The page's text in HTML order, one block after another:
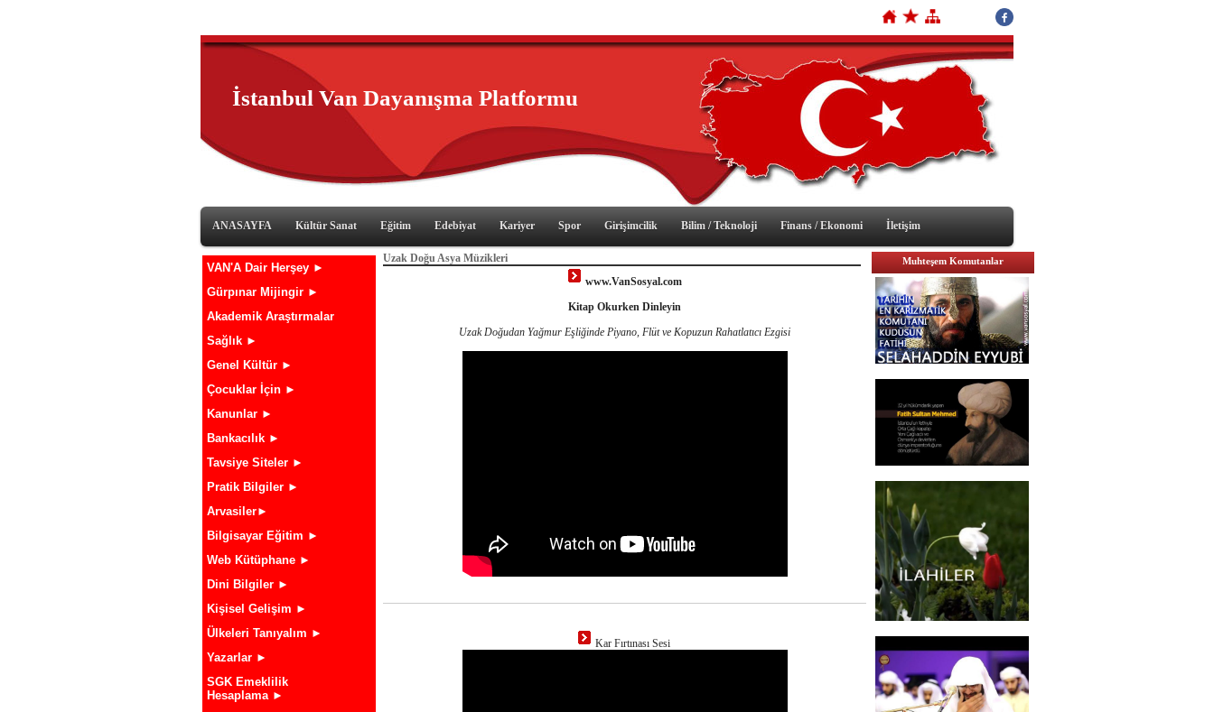
İstanbul Van Dayanışma Platformu
ANASAYFA Kültür Sanat Eğitim Edebiyat Kariyer Spor Girişimcilik Bilim / Teknoloji Finans / Ekonomi İletişim
VAN'A Dair Herşey ►
Gürpınar Mijingir ►
Akademik Araştırmalar
Sağlık ►
Genel Kültür ►
Çocuklar İçin ►
Kanunlar ►
Bankacılık ►
Tavsiye Siteler ►
Pratik Bilgiler ►
Arvasiler►
Bilgisayar Eğitim ►
Web Kütüphane ►
Dini Bilgiler ►
Kişisel Gelişim ►
Ülkeleri Tanıyalım ►
Yazarlar ►
SGK Emeklilik
Hesaplama ►
Uzak Doğu Asya Müzikleri
www.VanSosyal.com
Kitap Okurken Dinleyin
Uzak Doğudan Yağmur Eşliğinde Piyano, Flüt ve Kopuzun Rahatlatıcı Ezgisi
Kar Fırtınası Sesi
Muhteşem Komutanlar